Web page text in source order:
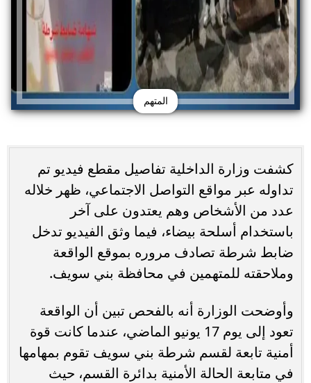
المتهم
كشفت وزارة الداخلية تفاصيل مقطع فيديو تم
تداوله عبر مواقع التواصل الاجتماعي، ظهر خلاله
عدد من الأشخاص وهم يعتدون على آخر
باستخدام أسلحة بيضاء، فيما وثق الفيديو تدخل
ضابط شرطة تصادف مروره بموقع الواقعة
وملاحقته للمتهمين في محافظة بني سويف.
وأوضحت الوزارة أنه بالفحص تبين أن الواقعة
تعود إلى يوم 17 يونيو الماضي، عندما كانت قوة
أمنية تابعة لقسم شرطة بني سويف تقوم بمهامها
في متابعة الحالة الأمنية بدائرة القسم، حيث